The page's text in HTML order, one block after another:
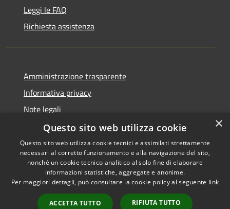
Leggi le FAQ
Richiesta assistenza
Amministrazione trasparente
Informativa privacy
Note legali
Dichiarazione di accessibilità
RSS
Accessibilità
Copyright © 2026 • Comune di
Sant'Anastasia • Powered by
Municipium•
Accesso
×
Questo sito web utilizza cookie
Questo sito web utilizza cookie tecnici e assimilati strettamente
necessari al corretto funzionamento e alla navigazione del sito,
nonché un cookie tecnico analitico al solo fine di elaborare
informazioni statistiche, aggregate e anonime.
Per maggiori dettagli, può consultare la cookie policy al seguente link
ACCETTA TUTTO RIFIUTA TUTTO